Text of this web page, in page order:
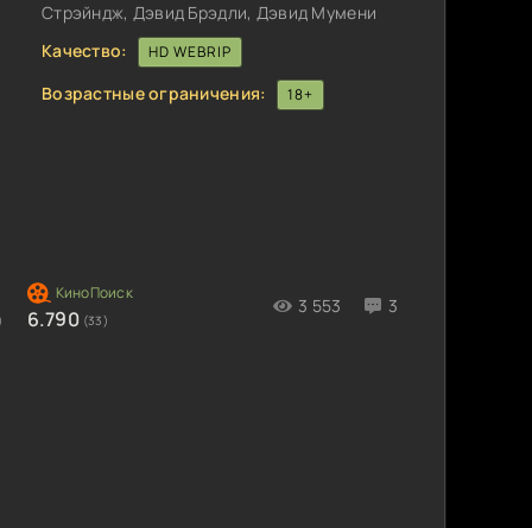
6.790 (33)
3 553 3
Стрэйндж, Дэвид Брэдли, Дэвид Мумени
Качество:
HD WEBRIP
Возрастные ограничения: 18+